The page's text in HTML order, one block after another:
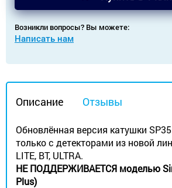
Возникли вопросы? Вы можете:
Написать нам
Описание Отзывы
Обновлённая версия катушки
только с детекторами из новой
LITE, BT, ULTRA.
НЕ ПОДДЕРЖИВАЕТСЯ моделью
Plus)